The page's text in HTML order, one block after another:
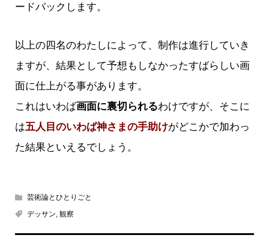
ードバックします。
以上の四名のわたしによって、制作は進行していき
ますが、結果として予想もしなかったすばらしい画
面に仕上がる事があります。
これはいわば画面に裏切られるわけですが、そこに
は五人目のいわば神さまの手助けがどこかで加わっ
た結果といえるでしょう。
芸術論とひとりごと
デッサン, 観察